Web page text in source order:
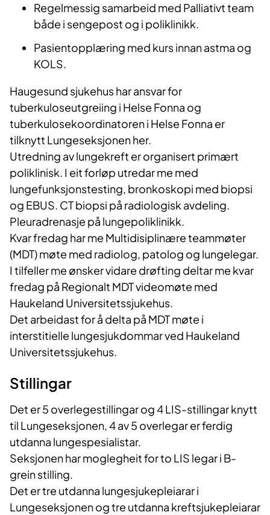
Regelmessig samarbeid med Palliativt team
både i sengepost og i poliklinikk.
Pasientopplæring med kurs innan astma og
KOLS.
Haugesund sjukehus har ansvar for
tuberkuloseutgreiing i Helse Fonna og
tuberkulosekoordinatoren i Helse Fonna er
tilknytt Lungeseksjonen her.
Utredning av lungekreft er organisert primært
poliklinisk. I eit forløp utredar me med
lungefunksjonstesting, bronkoskopi med biopsi
og EBUS. CT biopsi på radiologisk avdeling.
Pleuradrenasje på lungepoliklinikk.
Kvar fredag har me Multidisiplinære teammøter
(MDT) møte med radiolog, patolog og lungelegar.
I tilfeller me ønsker vidare drøfting deltar me kvar
fredag på Regionalt MDT videomøte med
Haukeland Universitetssjukehus.
Det arbeidast for å delta på MDT møte i
interstitielle lungesjukdommar ved Haukeland
Universitetssjukehus.
Stillingar
Det er 5 overlegestillingar og 4 LIS-stillingar knytt
til Lungeseksjonen, 4 av 5 overlegar er ferdig
utdanna lungespesialistar.
Seksjonen har moglegheit for to LIS legar i B-
grein stilling.
Det er tre utdanna lungesjukepleiarar i
Lungeseksjonen og tre utdanna kreftsjukepleiarar